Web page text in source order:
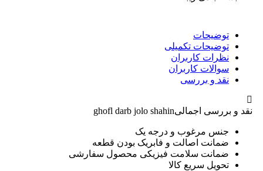
توضیحات
توضیحات تکمیلی
نظرات کاربران
سوالات کاربران
نقد و بررسی
نقد و بررسی اجمالیghofl darb jolo shahin
جنس مرغوب و درجه یک
ضمانت اصالت و فابریک بودن قطعه
ضمانت سلامت فیزیکی محصول سفارشی
تحویل سریع کالا